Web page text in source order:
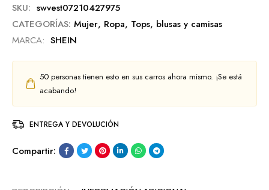
SKU: swvest07210427975
CATEGORÍAS: Mujer, Ropa, Tops, blusas y camisas
MARCA: SHEIN
50 personas tienen esto en sus carros ahora mismo. ¡Se está
acabando!
ENTREGA Y DEVOLUCIÓN
Compartir: